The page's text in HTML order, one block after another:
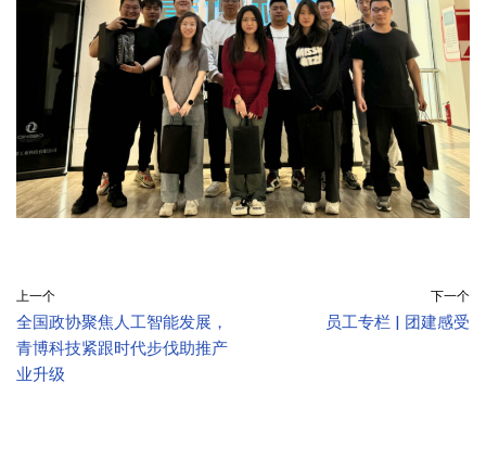
上一个
全国政协聚焦人工智能发展，
青博科技紧跟时代步伐助推产
业升级
下一个
员工专栏 | 团建感受